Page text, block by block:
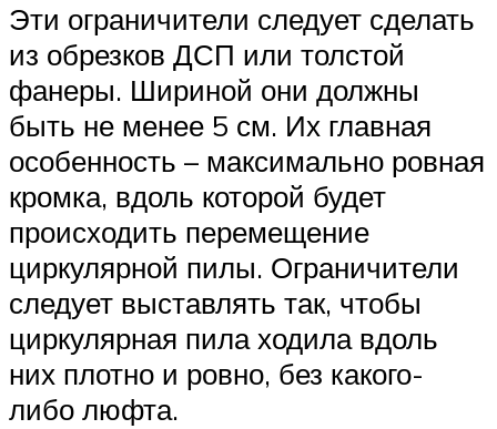
Эти ограничители следует сделать
из обрезков ДСП или толстой
фанеры. Шириной они должны
быть не менее 5 см. Их главная
особенность – максимально ровная
кромка, вдоль которой будет
происходить перемещение
циркулярной пилы. Ограничители
следует выставлять так, чтобы
циркулярная пила ходила вдоль
них плотно и ровно, без какого-
либо люфта.